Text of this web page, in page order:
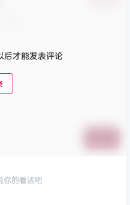
后才能发表评论
你的看法吧